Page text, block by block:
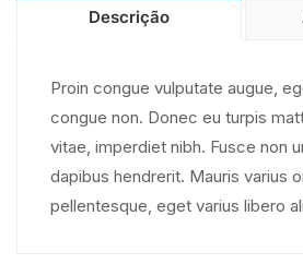
Descrição
Proin congue vulputate augue,
congue non. Donec eu turpis
vitae, imperdiet nibh. Fusce non
dapibus hendrerit. Mauris varius
pellentesque, eget varius libero